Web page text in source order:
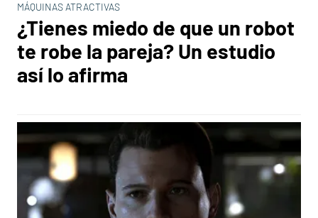
MÁQUINAS ATRACTIVAS
¿Tienes miedo de que un robot
te robe la pareja? Un estudio
así lo afirma